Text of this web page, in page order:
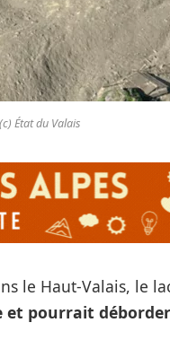
État du Valais
le Haut-Valais, le
et pourrait